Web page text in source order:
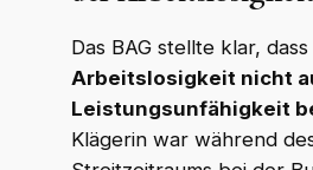
Das BAG stellte klar, dass
Arbeitslosigkeit nicht
Leistungsunfähigkeit
Klägerin war während